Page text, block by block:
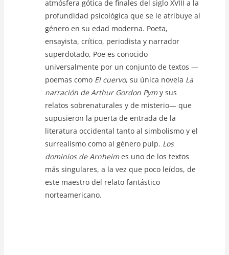
atmósfera gótica de finales del siglo XVIII a la
profundidad psicológica que se le atribuye al
género en su edad moderna. Poeta,
ensayista, crítico, periodista y narrador
superdotado, Poe es conocido
universalmente por un conjunto de textos —
poemas como El cuervo, su única novela La
narración de Arthur Gordon Pymy sus
relatos sobrenaturales y de misterio— que
supusieron la puerta de entrada de la
literatura occidental tanto al simbolismo y el
surrealismo como al género pulp. Los
dominios de Arnheimes uno de los textos
más singulares, a la vez que poco leídos, de
este maestro del relato fantástico
norteamericano.